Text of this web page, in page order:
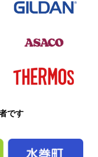
です